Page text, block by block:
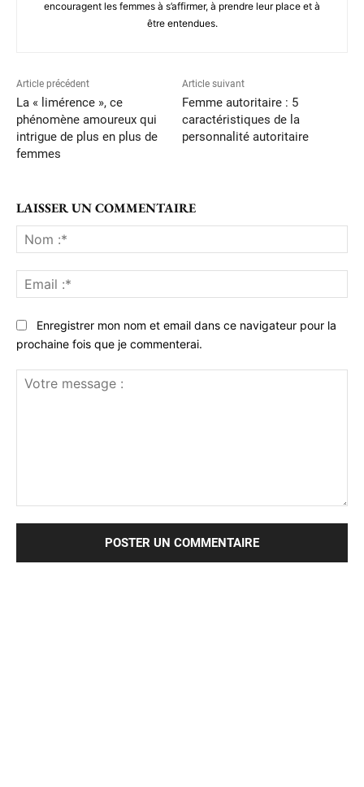
encouragent les femmes à s’affirmer, à prendre leur place et à
être entendues.
Article précédent
La « limérence », ce
phénomène amoureux qui
intrigue de plus en plus de
femmes
Article suivant
Femme autoritaire : 5
caractéristiques de la
personnalité autoritaire
LAISSER UN COMMENTAIRE
:*
:*
Enregistrer mon nom et email dans ce navigateur pour la
prochaine fois que je commenterai.